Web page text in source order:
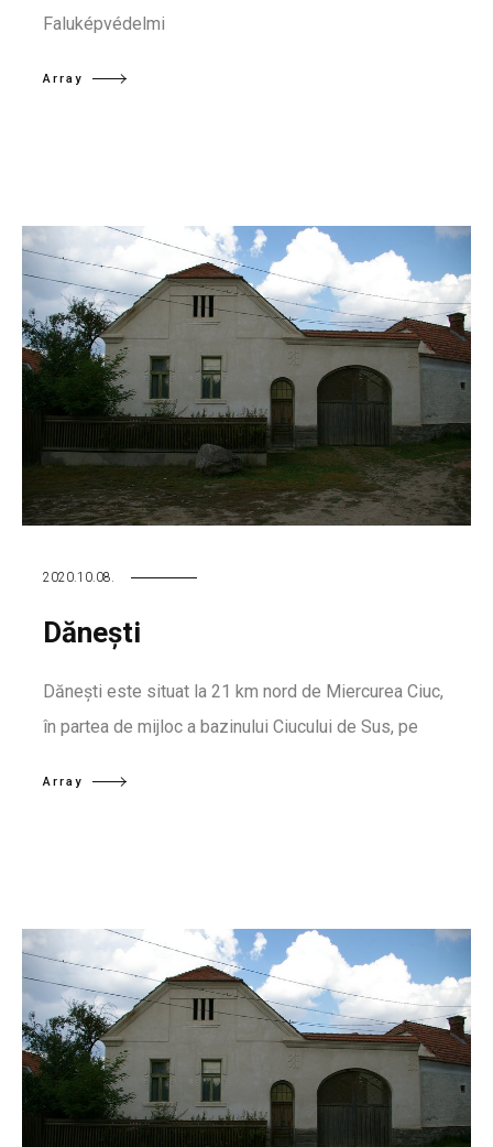
Faluképvédelmi
Array
2020.10.08.
Dănești
Dănești este situat la 21 km nord de Miercurea Ciuc,
în partea de mijloc a bazinului Ciucului de Sus, pe
Array